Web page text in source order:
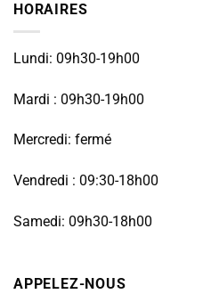
HORAIRES
Lundi: 09h30-19h00
Mardi : 09h30-19h00
Mercredi: fermé
Vendredi : 09:30-18h00
Samedi: 09h30-18h00
APPELEZ-NOUS